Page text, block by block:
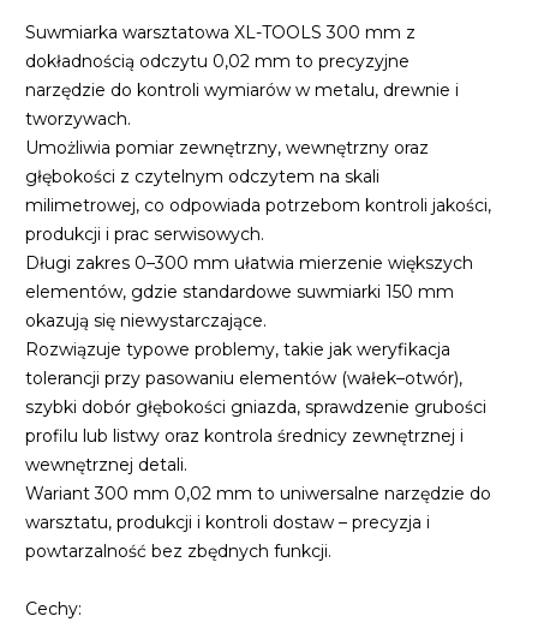
Suwmiarka warsztatowa XL-TOOLS 300 mm z
dokładnością odczytu 0,02 mm to precyzyjne
narzędzie do kontroli wymiarów w metalu, drewnie i
tworzywach.
Umożliwia pomiar zewnętrzny, wewnętrzny oraz
głębokości z czytelnym odczytem na skali
milimetrowej, co odpowiada potrzebom kontroli jakości,
produkcji i prac serwisowych.
Długi zakres 0–300 mm ułatwia mierzenie większych
elementów, gdzie standardowe suwmiarki 150 mm
okazują się niewystarczające.
Rozwiązuje typowe problemy, takie jak weryfikacja
tolerancji przy pasowaniu elementów (wałek–otwór),
szybki dobór głębokości gniazda, sprawdzenie grubości
profilu lub listwy oraz kontrola średnicy zewnętrznej i
wewnętrznej detali.
Wariant 300 mm 0,02 mm to uniwersalne narzędzie do
warsztatu, produkcji i kontroli dostaw – precyzja i
powtarzalność bez zbędnych funkcji.
Cechy: